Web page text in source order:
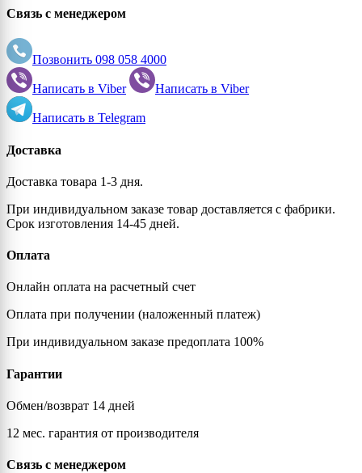
Связь с менеджером
Позвонить 098 058 4000
Написать в Viber Написать в Viber
Написать в Telegram
Доставка
Доставка товара 1-3 дня.
При индивидуальном заказе товар доставляется с фабрики.
Срок изготовления 14-45 дней.
Оплата
Онлайн оплата на расчетный счет
Оплата при получении (наложенный платеж)
При индивидуальном заказе предоплата 100%
Гарантии
Обмен/возврат 14 дней
12 мес. гарантия от производителя
Связь с менеджером